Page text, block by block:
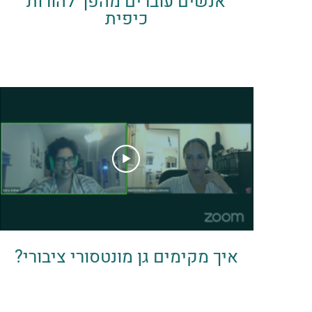
כיפית
איך מקימים גן מונטסורי ציבורי?